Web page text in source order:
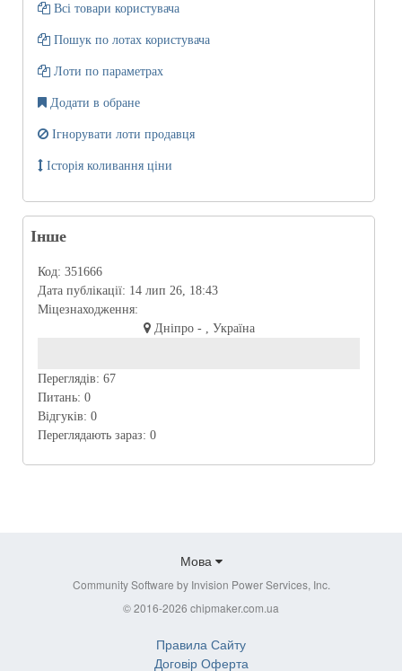
Всі товари користувача
Пошук по лотах користувача
Лоти по параметрах
Додати в обране
Ігнорувати лоти продавця
Історія коливання ціни
Інше
Код: 351666
Дата публікації: 14 лип 26, 18:43
Міцезнаходження:
Днiпро - , Україна
Переглядів: 67
Питань: 0
Відгуків: 0
Переглядають зараз: 0
Мова
Community Software by Invision Power Services, Inc.
© 2016-2026 chipmaker.com.ua
Правила Сайту
Договір Оферта